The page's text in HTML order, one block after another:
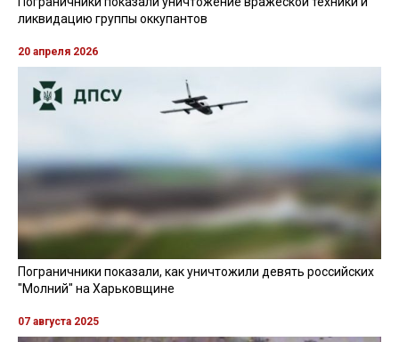
ликвидацию группы оккупантов
20 апреля 2026
Пограничники показали, как уничтожили девять российских
"Молний" на Харьковщине
07 августа 2025